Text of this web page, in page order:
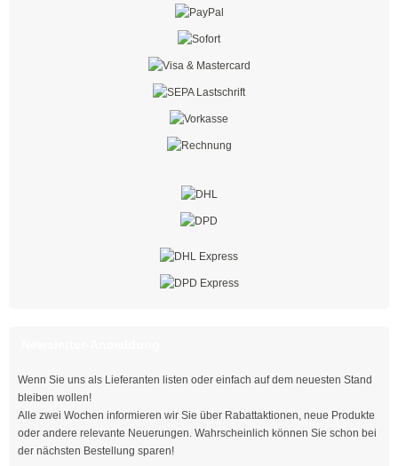
Kabelbinder UV-beständig
Kabelbinder aus PA 6
Kabelbinder hitzestabilisiert
Kabelbinder hitzebeständig
Kabelbinder hochhitzebeständig
Kabelbinder flammenbeständig
Easy-Cut Kabelbinder
Kabelbinder mit Stopper
Kabelbinder kälteresistent
Wenn Sie uns als Lieferanten listen oder einfach auf dem neuesten Stand
bleiben wollen!
Alle zwei Wochen informieren wir Sie über Rabattaktionen, neue Produkte
oder andere relevante Neuerungen. Wahrscheinlich können Sie schon bei
der nächsten Bestellung sparen!